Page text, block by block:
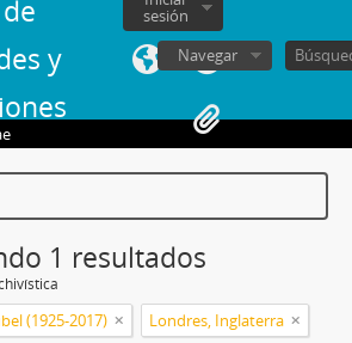
y
sesión
Navegar
1 resultados
(1925-2017) Londres, Inglaterra